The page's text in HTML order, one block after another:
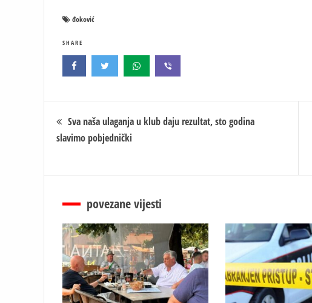
đoković
SHARE
Кретање
чланка
Sva naša ulaganja u klub daju rezultat, sto godina
slavimo pobjednički
povezane vijesti